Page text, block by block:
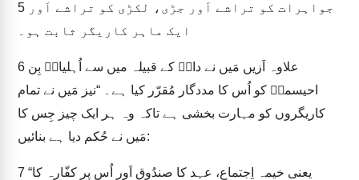
5
ایک ماہر کاریگر ثابت ہو۔
6
احیسمکؔ کو اُس کا مددگار مُقرّر کیا ہے۔ “نیز مَیں نے تمام
کاریگروں کو مہارت بخشی ہے تاکہ وہ ہر ایک چیز جِس کا
مَیں نے حُکم دیا ہے بنائیں:
7 “یعنی خیمہ اِجتماع، عہد کا صندُوق اَور اُس پر کفّارہ کا